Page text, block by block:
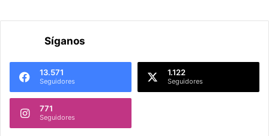
Síganos
13.571
Seguidores
1.122
Seguidores
771
Seguidores